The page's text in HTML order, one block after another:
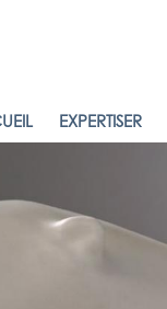
EXPERTISER